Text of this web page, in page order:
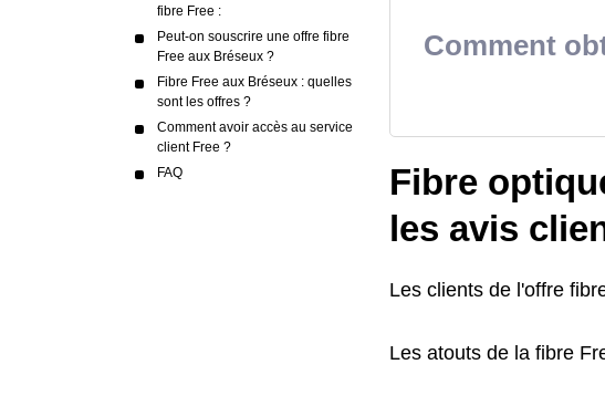
fibre Free :
Peut-on souscrire une offre fibre
Free aux Bréseux ?
Fibre Free aux Bréseux : quelles
sont les offres ?
Comment avoir accès au service
client Free ?
FAQ
Comment
Fibre
les avis
Les clients de l'offre
Les atouts de la fibre